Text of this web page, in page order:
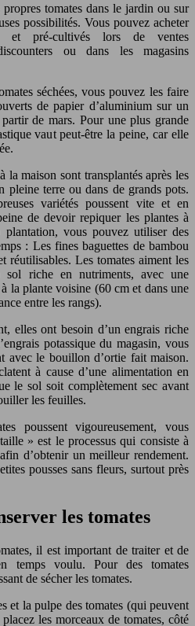
tomates dans le jardin ou sur
possibilités. Vous pouvez acheter
et pré-cultivés lors de ventes
ou dans les magasins
séchées, vous pouvez les faire
de papier d’aluminium sur un
de mars. Pour une plus grande
vaut peut-être la peine, car elle
la maison sont transplantés après les
pleine terre ou dans de grands pots.
variétés poussent vite et en
de devoir repiquer les plantes à
vous pouvez utiliser des
: Les fines baguettes de bambou
réutilisables. Les tomates aiment les
sol riche en nutriments, avec une
la plante voisine (60 cm et dans une
entre les rangs).
elles ont besoin d’un engrais riche
potassique du magasin, vous
avec le bouillon d’ortie fait maison.
à cause d’une alimentation en
le sol soit complètement sec avant
les feuilles.
poussent vigoureusement, vous
» est le processus qui consiste à
d’obtenir un meilleur rendement.
pousses sans fleurs, surtout près
les tomates
il est important de traiter et de
temps voulu. Pour des tomates
de sécher les tomates.
et la pulpe des tomates (qui peuvent
les morceaux de tomates, côté